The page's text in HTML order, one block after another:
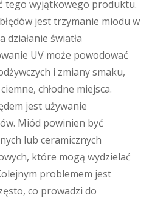
tego wyjątkowego produktu.
jest trzymanie miodu w
działanie światła
UV może powodować
i zmiany smaku,
chłodne miejsca.
jest używanie
Miód powinien być
lub ceramicznych
które mogą wydzielać
problemem jest
co prowadzi do